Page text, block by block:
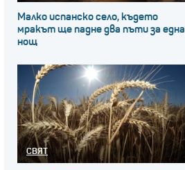
Малко испанско село, където
мракът ще падне два пъти за една
нощ
СВЯТ